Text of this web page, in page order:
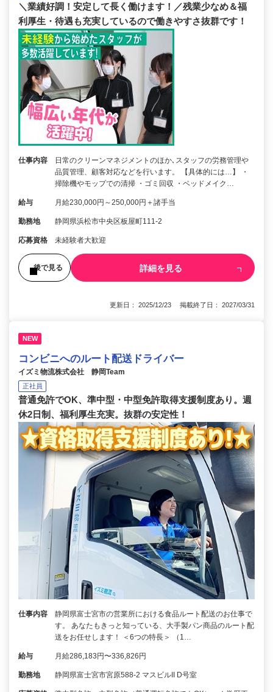
＼業績好調！安定して長く働けます！／残業少なめ＆福
利厚生・待遇も充実しているので働きやすさ抜群です！
仕事内容
日常のクリーンマネジメントのほか､スタッフの労務管理や
品質管理、顧客対応などを行います。 【具体的には…】 ・
掃除機やモップでの清掃 ・ゴミ回収 ・ベッドメイク…
給与 月給230,000円～250,000円＋諸手当
勤務地 静岡県浜松市中央区板屋町111-2
応募資格 未経験者大歓迎
後で見る 詳細を見る
更新日： 2025/12/23 掲載終了日： 2027/03/31
NEW
コンビニへのルート配送ドライバー
イズミ物流株式会社 静岡Team
正社員
普通免許でOK、準中型・中型免許取得支援制度あり。週
休2日制、福利厚生充実。抜群の安定性！
仕事内容
静岡県富士宮市の営業所における食品ルート配送のお仕事で
す。 あなたもきっと知っている、大手製パン商品のルート配
送をお任せします！ ＜6つの特長＞ （1…
給与 月給286,183円〜336,826円
勤務地 静岡県富士宮市宮原588-2 マスビルII D号室